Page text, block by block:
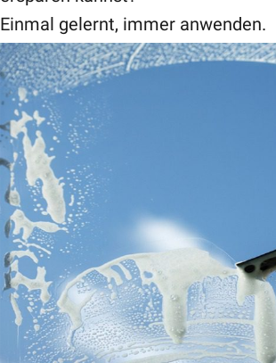
Einmal gelernt, immer anwenden.